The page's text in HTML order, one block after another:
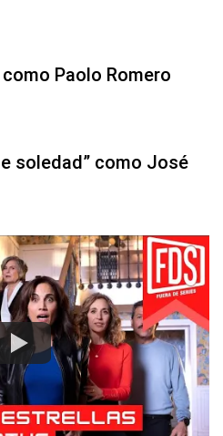
Paolo Romero
soledad” como José